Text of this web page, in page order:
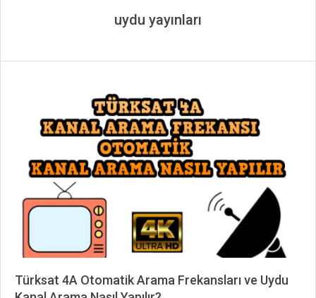
uydu yayınları
Türksat 4A Otomatik Arama Frekansları ve Uydu